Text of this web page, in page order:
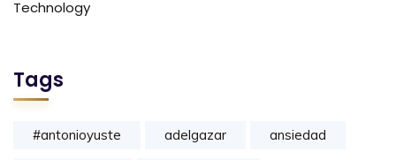
Technology
Tags
#antonioyuste adelgazar ansiedad